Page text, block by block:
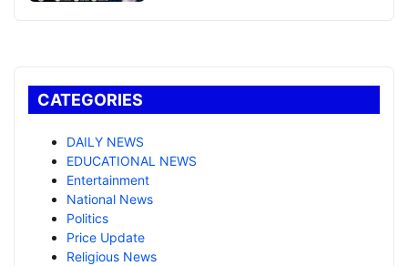
CATEGORIES
DAILY NEWS
EDUCATIONAL NEWS
Entertainment
National News
Politics
Price Update
Religious News